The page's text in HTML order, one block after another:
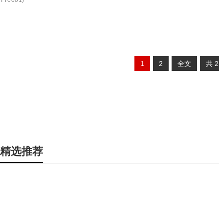
1 2 全文 共 2
精选推荐